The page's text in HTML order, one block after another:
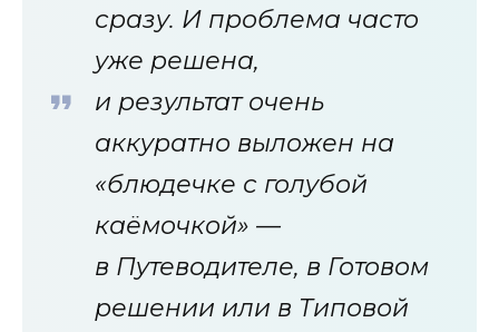
сразу. И проблема часто
уже решена,
и результат очень
аккуратно выложен на
«блюдечке с голубой
каёмочкой» —
в Путеводителе, в Готовом
решении или в Типовой